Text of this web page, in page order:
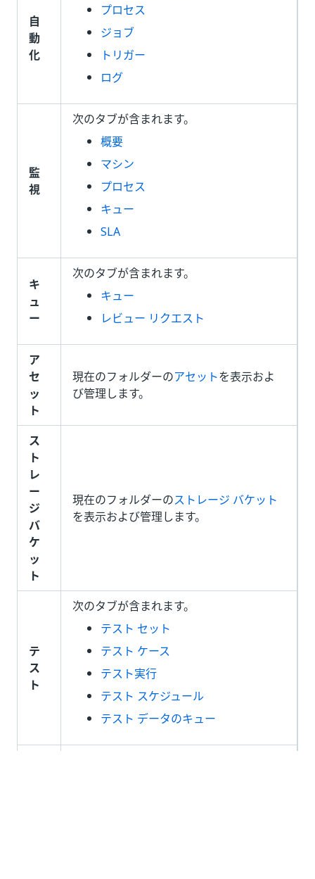
自
動
化
プロセス
ジョブ
トリガー
ログ
監
視
次のタブが含まれます。
概要
マシン
プロセス
キュー
SLA
キ
ュ
ー
次のタブが含まれます。
キュー
レビュー リクエスト
ア
セ
ッ
ト
現在のフォルダーのアセットを表示およ
び管理します。
ス
ト
レ
ー
ジ
バ
ケ
ッ
ト
現在のフォルダーのストレージ バケット
を表示および管理します。
テ
ス
ト
次のタブが含まれます。
テスト セット
テスト ケース
テスト実行
テスト スケジュール
テスト データのキュー